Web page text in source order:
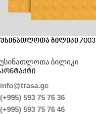
უსინათლოთა ბილიკი 7003
უსინათლოთა ბილიკი
კონტაქტი
info@trasa.ge
(+995) 593 75 76 36
(+995) 593 75 76 46